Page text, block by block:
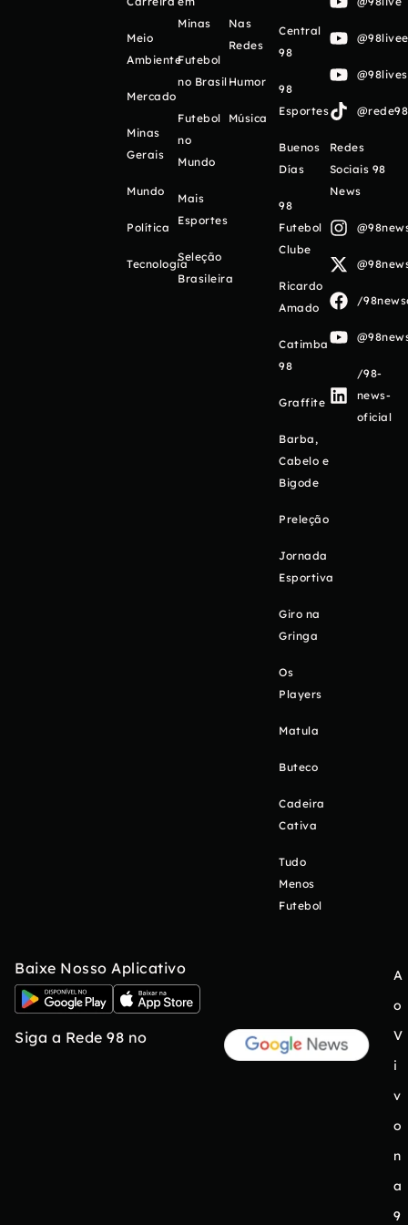
Meio
Ambiente
Mercado
Minas
Gerais
Mundo
Política
Tecnologia
Minas
Futebol
no Brasil
Futebol
no
Mundo
Mais
Esportes
Seleção
Brasileira
Nas
Redes
Humor
Música
Central
98
98
Esportes
Buenos
Días
98
Futebol
Clube
Ricardo
Amado
Catimba
98
Graffite
Barba,
Cabelo e
Bigode
Preleção
Jornada
Esportiva
Giro na
Gringa
Os
Players
Matula
Buteco
Cadeira
Cativa
Tudo
Menos
Futebol
Redes
Sociais 98
News
/
/98-
news-
oficial
Baixe Nosso Aplicativo
Siga a Rede 98 no
A
o
V
i
v
o
n
a
9